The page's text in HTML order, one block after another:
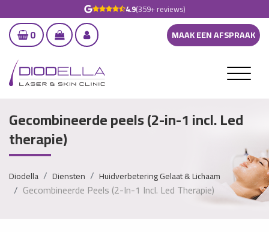
4.9(359+ reviews)
0 MAAK EEN AFSPRAAK
Gecombineerde peels (2-in-1 incl. Led
therapie)
Diodella Diensten Huidverbetering Gelaat & Lichaam
Gecombineerde Peels (2-In-1 Incl. Led Therapie)